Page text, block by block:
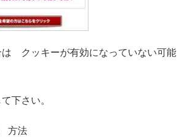
は クッキーが有効になっていない可能
下さい。
方法